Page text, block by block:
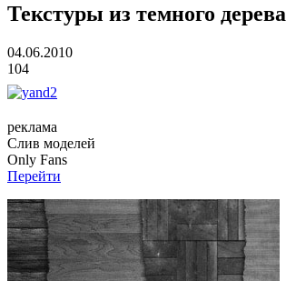
Текстуры из темного дерева
04.06.2010
104
реклама
Слив моделей
Only Fans
Перейти